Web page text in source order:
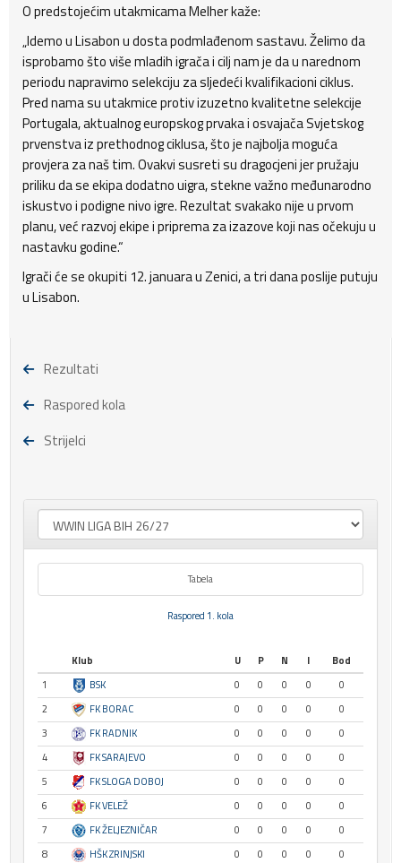
O predstojećim utakmicama Melher kaže:
„Idemo u Lisabon u dosta podmlađenom sastavu. Želimo da
isprobamo što više mladih igrača i cilj nam je da u narednom
periodu napravimo selekciju za sljedeći kvalifikacioni ciklus.
Pred nama su utakmice protiv izuzetno kvalitetne selekcije
Portugala, aktualnog europskog prvaka i osvajača Svjetskog
prvenstva iz prethodnog ciklusa, što je najbolja moguća
provjera za naš tim. Ovakvi susreti su dragocjeni jer pružaju
priliku da se ekipa dodatno uigra, stekne važno međunarodno
iskustvo i podigne nivo igre. Rezultat svakako nije u prvom
planu, već razvoj ekipe i priprema za izazove koji nas očekuju u
nastavku godine.“
Igrači će se okupiti 12. januara u Zenici, a tri dana poslije putuju
u Lisabon.
Rezultati
Raspored kola
Strijelci
Tabela
Raspored 1. kola
Klub U P N I
Bod
1
BSK 0 0 0 0
0
2
FK BORAC 0 0 0 0
0
3
FK RADNIK 0 0 0 0
0
4
FK SARAJEVO 0 0 0 0
0
5
FK SLOGA DOBOJ 0 0 0 0
0
6
FK VELEŽ 0 0 0 0
0
7
FK ŽELJEZNIČAR 0 0 0 0
0
8
HŠK ZRINJSKI 0 0 0 0
0